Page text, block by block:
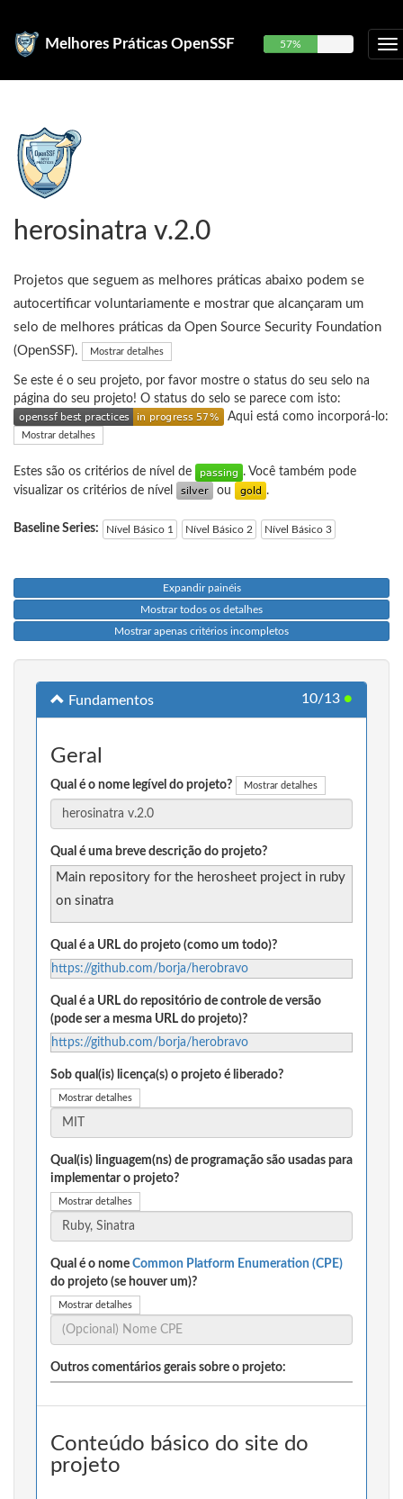
Melhores Práticas OpenSSF 57%
herosinatra v.2.0
Projetos que seguem as melhores práticas abaixo podem se
autocertificar voluntariamente e mostrar que alcançaram um
selo de melhores práticas da Open Source Security Foundation
(OpenSSF).
Mostrar detalhes
Se este é o seu projeto, por favor mostre o status do seu selo na
página do seu projeto! O status do selo se parece com isto:
Aqui está como incorporá-lo:
Mostrar detalhes
Estes são os critérios de nível de
. Você também pode
visualizar os critérios de nível
ou .
Baseline Series: Nível Básico 1 Nível Básico 2 Nível Básico 3
Expandir painéis
Mostrar todos os detalhes
Mostrar apenas critérios incompletos
Fundamentos 10/13 ●
Geral
Qual é o nome legível do projeto? Mostrar detalhes
Qual é uma breve descrição do projeto?
Main repository for the herosheet project in ruby
on sinatra
Qual é a URL do projeto (como um todo)?
https://github.com/borja/herobravo
Qual é a URL do repositório de controle de versão
(pode ser a mesma URL do projeto)?
https://github.com/borja/herobravo
Sob qual(is) licença(s) o projeto é liberado?
Mostrar detalhes
Qual(is) linguagem(ns) de programação são usadas para
implementar o projeto?
Mostrar detalhes
Qual é o nome Common Platform Enumeration (CPE)
do projeto (se houver um)?
Mostrar detalhes
Outros comentários gerais sobre o projeto:
Conteúdo básico do site do
projeto